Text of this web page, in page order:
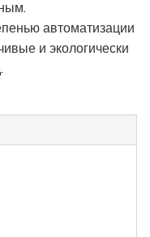
автоматизации
и экологически